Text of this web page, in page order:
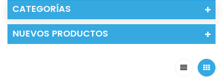
CATEGORÍAS
NUEVOS PRODUCTOS